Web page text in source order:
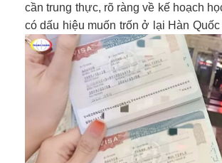
cần trung thực, rõ ràng về kế hoạch
có dấu hiệu muốn trốn ở lại Hàn